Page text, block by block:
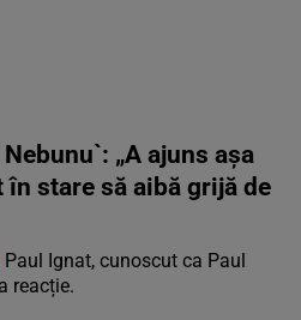
„A ajuns așa
stare să aibă grijă de
Paul Ignat, cunoscut ca Paul
reacție.